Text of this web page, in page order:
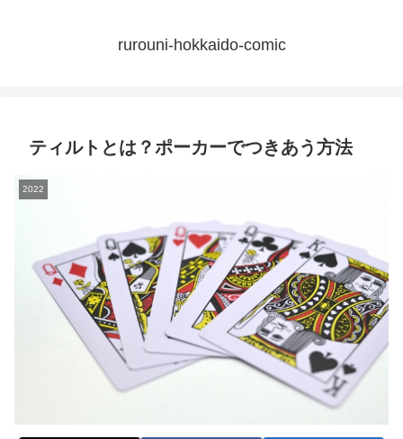
rurouni-hokkaido-comic
ティルトとは？ポーカーでつきあう方法
2022